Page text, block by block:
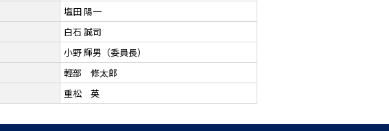
塩田 陽一
白石 誠司
小野 輝男（委員長）
輕部 修太郎
重松 英